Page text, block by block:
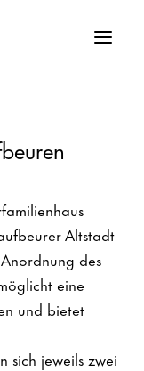
Altstadt
des
eine
und bietet
sich jeweils zwei